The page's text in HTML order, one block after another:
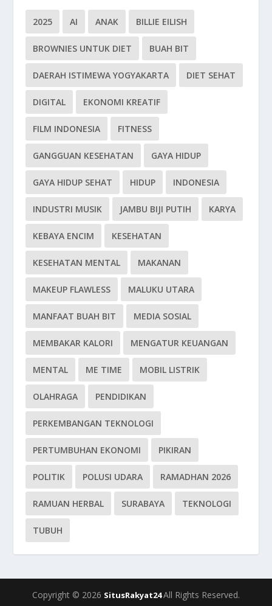
2025 AI ANAK BILLIE EILISH
BROWNIES UNTUK DIET BUAH BIT
DAERAH ISTIMEWA YOGYAKARTA DIET SEHAT
DIGITAL EKONOMI KREATIF
FILM INDONESIA FITNESS
GANGGUAN KESEHATAN GAYA HIDUP
GAYA HIDUP SEHAT HIDUP INDONESIA
INDUSTRI MUSIK JAMBU BIJI PUTIH KARYA
KEBAYA ENCIM KESEHATAN
KESEHATAN MENTAL MAKANAN
MAKEUP FLAWLESS MALUKU UTARA
MANFAAT BUAH BIT MEDIA SOSIAL
MEMBAKAR KALORI MENGATUR KEUANGAN
MENTAL ME TIME MOBIL LISTRIK
OLAHRAGA PENDIDIKAN
PERKEMBANGAN TEKNOLOGI
PERTUMBUHAN EKONOMI PIKIRAN
POLITIK POLUSI UDARA RAMADHAN 2026
RAMUAN HERBAL SURABAYA TEKNOLOGI
TUBUH
Copyright © 2026 SitusRakyat24All Rights Reserved.